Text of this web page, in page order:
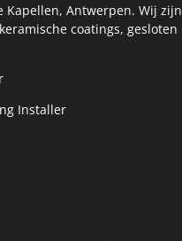
Kapellen, Antwerpen. Wij zijn
coatings, gesloten
Installer